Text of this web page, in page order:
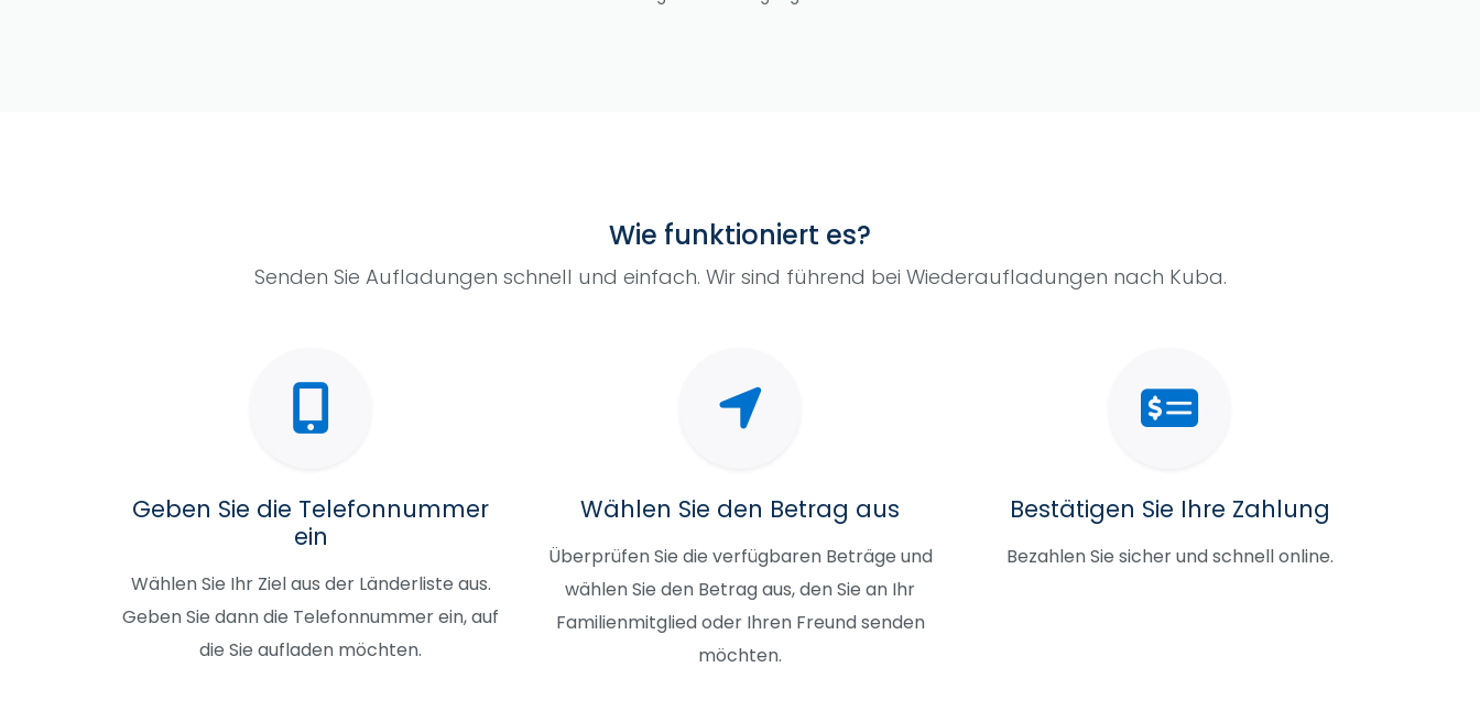
Wie funktioniert es?
Senden Sie Aufladungen schnell und einfach. Wir sind führend bei Wiederaufladungen nach Kuba.
Geben Sie die Telefonnummer
ein
Wählen Sie Ihr Ziel aus der Länderliste aus.
Geben Sie dann die Telefonnummer ein, auf
die Sie aufladen möchten.
Wählen Sie den Betrag aus
Überprüfen Sie die verfügbaren Beträge und
wählen Sie den Betrag aus, den Sie an Ihr
Familienmitglied oder Ihren Freund senden
möchten.
Bestätigen Sie Ihre Zahlung
Bezahlen Sie sicher und schnell online.